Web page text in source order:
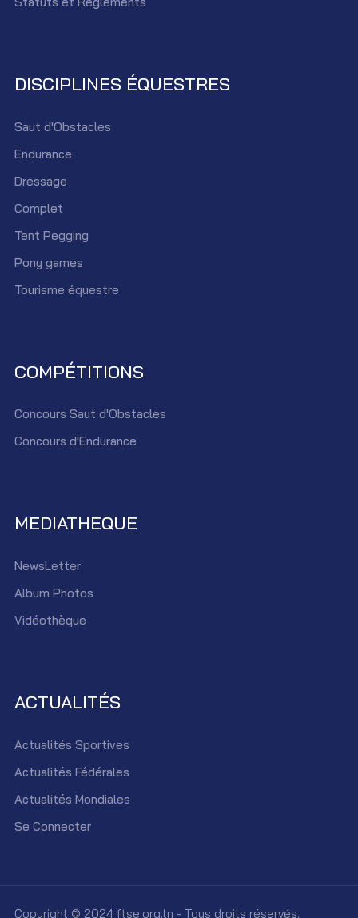
DISCIPLINES ÉQUESTRES
Saut d'Obstacles
Endurance
Dressage
Complet
Tent Pegging
Pony games
Tourisme équestre
COMPÉTITIONS
Concours Saut d'Obstacles
Concours d'Endurance
MEDIATHEQUE
NewsLetter
Album Photos
Vidéothèque
ACTUALITÉS
Actualités Sportives
Actualités Fédérales
Actualités Mondiales
Se Connecter
Copyright © 2024 ftse.org.tn - Tous droits réservés.